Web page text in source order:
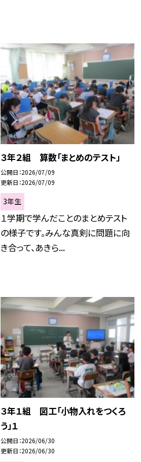
３年２組 算数「まとめのテスト」
公開日 2026/07/09
更新日 2026/07/09
3年生
１学期で学んだことのまとめテスト
の様子です。みんな真剣に問題に向
き合って、あきら...
３年１組 図工「小物入れをつくろ
う」１
公開日 2026/06/30
更新日 2026/06/30